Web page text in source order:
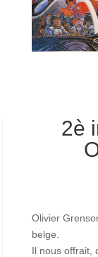
2è
Olivier
belge.
Il nous offrait,